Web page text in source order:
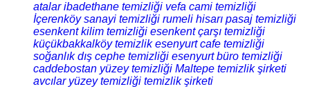
atalar ibadethane temizliği vefa cami temizliği
İçerenköy sanayi temizliği rumeli hisarı pasaj temizliği
esenkent kilim temizliği esenkent çarşı temizliği
küçükbakkalköy temizlik esenyurt cafe temizliği
soğanlık dış cephe temizliği esenyurt büro temizliği
caddebostan yüzey temizliği Maltepe temizlik şirketi
avcılar yüzey temizliği temizlik şirketi